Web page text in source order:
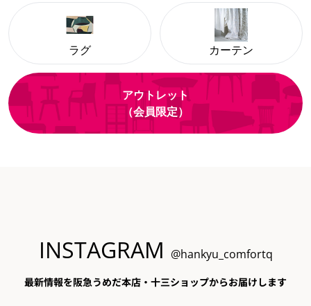
ラグ カーテン
アウトレット
（会員限定）
INSTAGRAM @hankyu_comfortq
最新情報を阪急うめだ本店・十三ショップからお届けします